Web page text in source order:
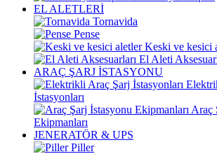
EL ALETLERİ
Tornavida
Pense
Keski ve kesici
El Aleti
ARAÇ ŞARJ İSTASYONU
İstasyonları
Araç
Ekipmanları
JENERATÖR & UPS
Piller